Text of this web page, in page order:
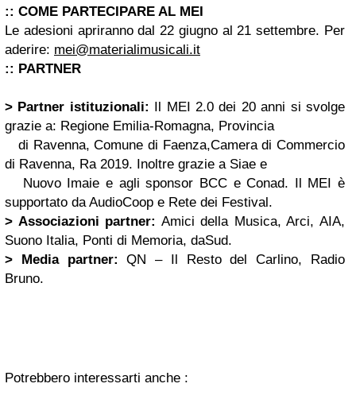
:: COME PARTECIPARE AL MEI
Le adesioni apriranno dal 22 giugno al 21 settembre. Per
aderire: mei@materialimusicali.it
:: PARTNER
> Partner istituzionali: Il MEI 2.0 dei 20 anni si svolge
grazie a: Regione Emilia-Romagna, Provincia
di Ravenna, Comune di Faenza,Camera di Commercio
di Ravenna, Ra 2019. Inoltre grazie a Siae e
Nuovo Imaie e agli sponsor BCC e Conad. Il MEI è
supportato da AudioCoop e Rete dei Festival.
> Associazioni partner: Amici della Musica, Arci, AIA,
Suono Italia, Ponti di Memoria, daSud.
> Media partner: QN – Il Resto del Carlino, Radio
Bruno.
Potrebbero interessarti anche :